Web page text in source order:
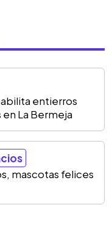
entierros
La Bermeja
mascotas felices